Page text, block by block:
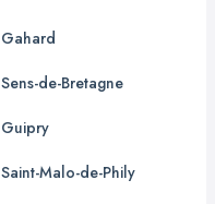
Gahard
Sens-de-Bretagne
Guipry
Saint-Malo-de-Phily